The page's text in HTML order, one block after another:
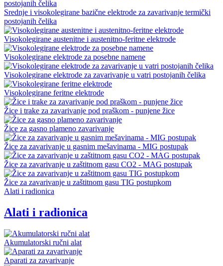
Srednje i visokolegirane bazične elektrode za zavarivanje termički
postojanih čelika
Visokolegirane austenitne i austenitno-feritne elektrode
Visokolegirane elektrode za posebne namene
Visokolegirane elektrode za zavarivanje u vatri postojanih čelika
Visokolegirane feritne elektrode
Žice i trake za zavarivanje pod praškom - punjene žice
Žice za gasno plameno zavarivanje
Žice za zavarivanje u gasnim mešavinama - MIG postupak
Žice za zavarivanje u zaštitnom gasu CO2 - MAG postupak
Žice za zavarivanje u zaštitnom gasu TIG postupkom
Alati i radionica
Alati i radionica
Akumulatorski ručni alat
Aparati za zavarivanje